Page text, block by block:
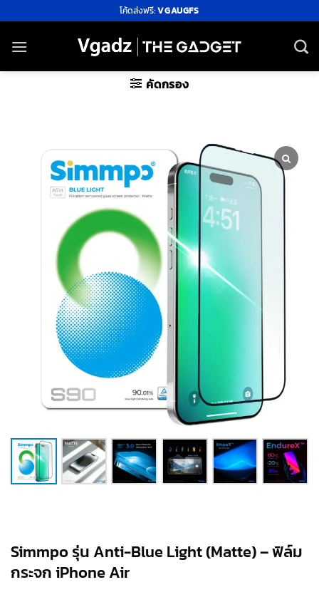
ไป
ยัง
โค้ดส่งฟรี:VGAUGFS
คัดกรอง
Simmpo รุ่น Anti-Blue Light (Matte) – ฟิล์ม
กระจก iPhone Air